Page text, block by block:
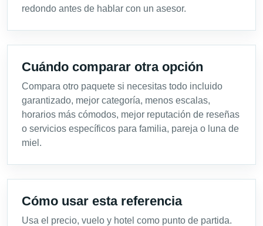
redondo antes de hablar con un asesor.
Cuándo comparar otra opción
Compara otro paquete si necesitas todo incluido
garantizado, mejor categoría, menos escalas,
horarios más cómodos, mejor reputación de reseñas
o servicios específicos para familia, pareja o luna de
miel.
Cómo usar esta referencia
Usa el precio, vuelo y hotel como punto de partida.